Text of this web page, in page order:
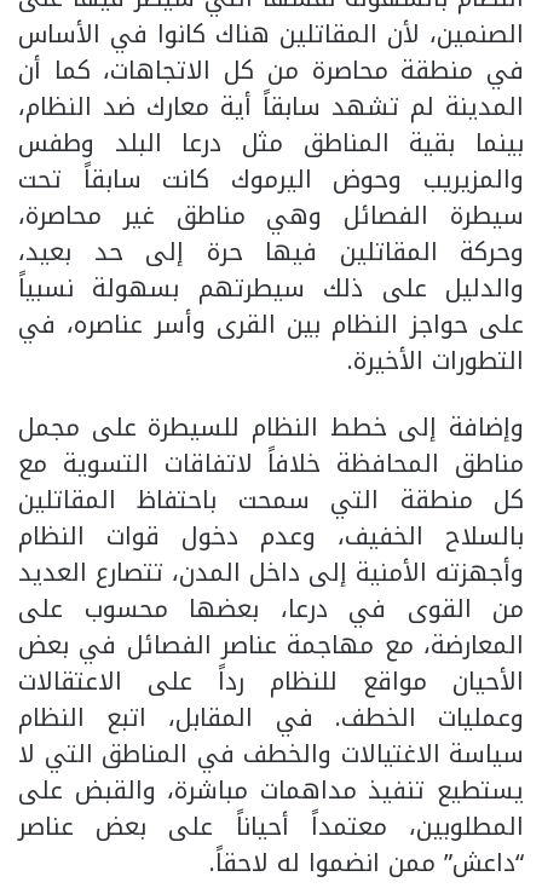
الصنمين، لأن المقاتلين هناك كانوا في الأساس
في منطقة محاصرة من كل الاتجاهات، كما أن
المدينة لم تشهد سابقاً أية معارك ضد النظام،
بينما بقية المناطق مثل درعا البلد وطفس
والمزيريب وحوض اليرموك كانت سابقاً تحت
سيطرة الفصائل وهي مناطق غير محاصرة،
وحركة المقاتلين فيها حرة إلى حد بعيد،
والدليل على ذلك سيطرتهم بسهولة نسبياً
على حواجز النظام بين القرى وأسر عناصره، في
التطورات الأخيرة.
وإضافة إلى خطط النظام للسيطرة على مجمل
مناطق المحافظة خلافاً لاتفاقات التسوية مع
كل منطقة التي سمحت باحتفاظ المقاتلين
بالسلاح الخفيف، وعدم دخول قوات النظام
وأجهزته الأمنية إلى داخل المدن، تتصارع العديد
من القوى في درعا، بعضها محسوب على
المعارضة، مع مهاجمة عناصر الفصائل في بعض
الأحيان مواقع للنظام رداً على الاعتقالات
وعمليات الخطف. في المقابل، اتبع النظام
سياسة الاغتيالات والخطف في المناطق التي لا
يستطيع تنفيذ مداهمات مباشرة، والقبض على
المطلوبين، معتمداً أحياناً على بعض عناصر
“داعش” ممن انضموا له لاحقاً.